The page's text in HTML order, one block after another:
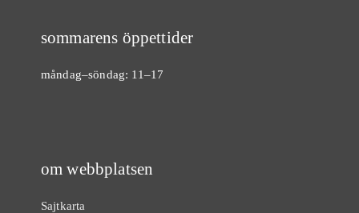
sommarens öppettider
måndag–söndag: 11–17
om webbplatsen
Sajtkarta